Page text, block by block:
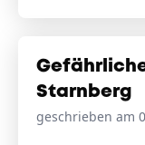
Starnberg
geschrieben am